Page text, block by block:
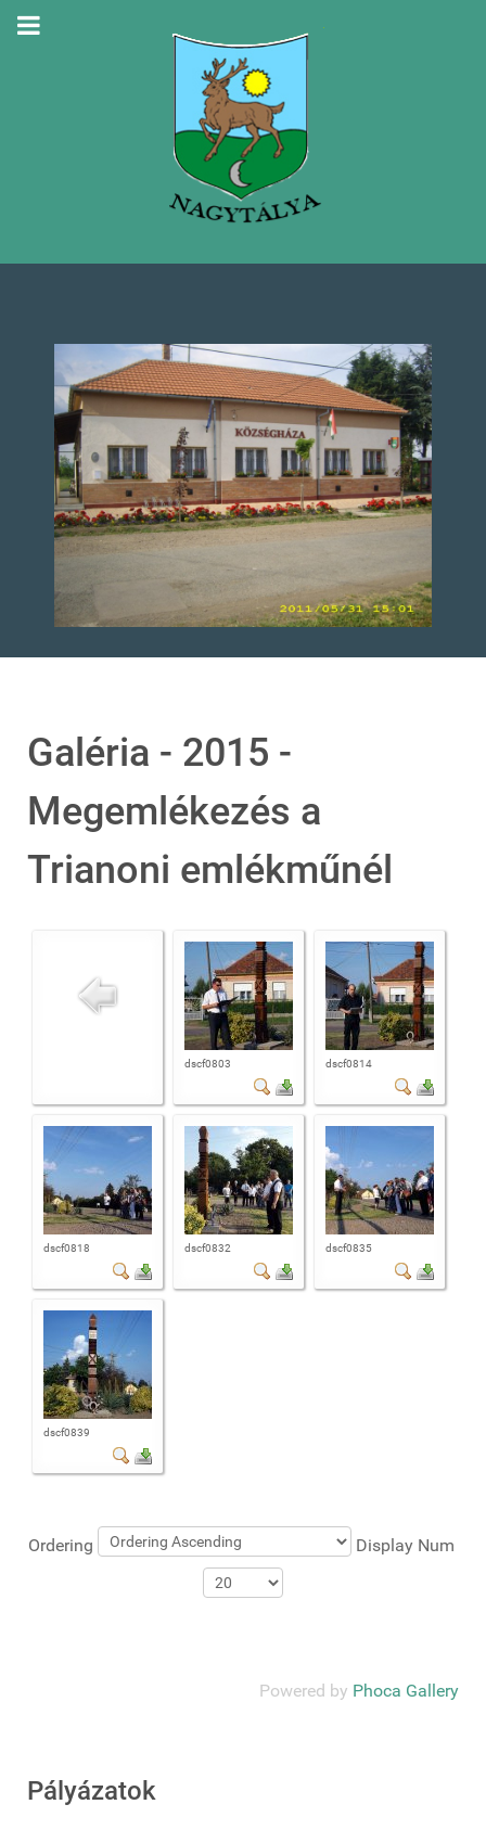
Galéria - 2015 -
Megemlékezés a
Trianoni emlékműnél
dscf0803 dscf0814
dscf0818 dscf0832 dscf0835
dscf0839
Ordering Display Num
Powered by Phoca Gallery
Pályázatok